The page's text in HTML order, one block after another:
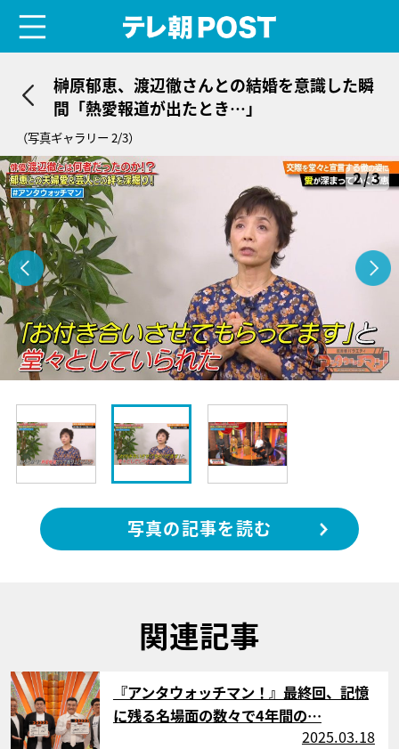
榊原郁恵、渡辺徹さんとの結婚を意識した瞬
間「熱愛報道が出たとき…」
（写真ギャラリー 2/3）
2/3
写真の記事を読む
関連記事
サムネイル
『アンタウォッチマン！』最終回、記憶
に残る名場面の数々で4年間の…
2025.03.18